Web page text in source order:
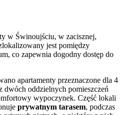
w Świnoujściu, w zacisznej,
jest pomiędzy
co zapewnia dogodny dostęp do
apartamenty przeznaczone dla 4
dwóch oddzielnych pomieszczeń
wypoczynek. Część lokali
prywatnym tarasem, podczas